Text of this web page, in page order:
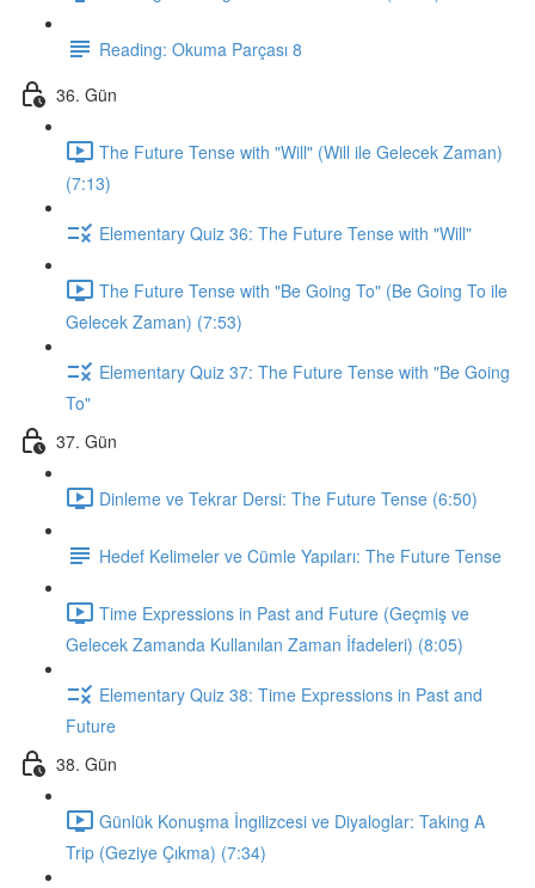
Reading: Okuma Parçası 8
36. Gün
The Future Tense with "Will" (Will ile Gelecek Zaman)
(7:13)
Elementary Quiz 36: The Future Tense with "Will"
The Future Tense with "Be Going To" (Be Going To ile
Gelecek Zaman) (7:53)
Elementary Quiz 37: The Future Tense with "Be Going
To"
37. Gün
Dinleme ve Tekrar Dersi: The Future Tense (6:50)
Hedef Kelimeler ve Cümle Yapıları: The Future Tense
Time Expressions in Past and Future (Geçmiş ve
Gelecek Zamanda Kullanılan Zaman İfadeleri) (8:05)
Elementary Quiz 38: Time Expressions in Past and
Future
38. Gün
Günlük Konuşma İngilizcesi ve Diyaloglar: Taking A
Trip (Geziye Çıkma) (7:34)